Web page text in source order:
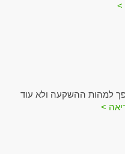
>
למהות ההשקעה ולא עוד
>